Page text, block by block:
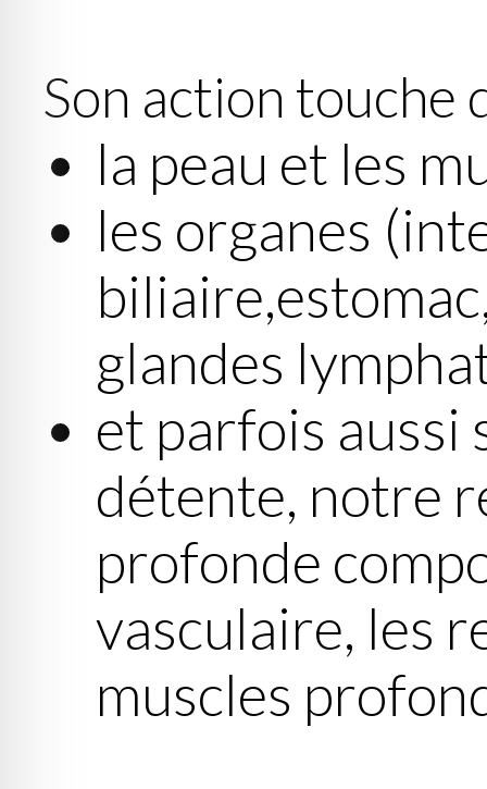
Son action touche
la peau et les
les organes
glandes
et parfois aussi
détente, notre
profonde
vasculaire, les
muscles